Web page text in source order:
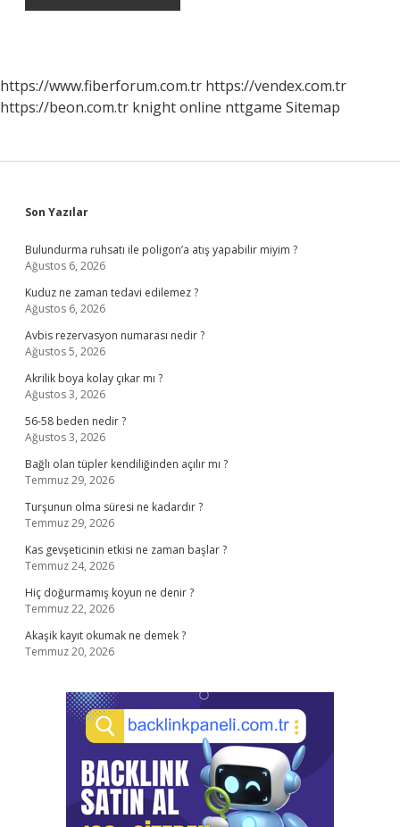
https://www.fiberforum.com.tr https://vendex.com.tr
https://beon.com.tr knight online nttgame Sitemap
Sidebar
Son Yazılar
Bulundurma ruhsatı ile poligon’a atış yapabilir miyim ?
Ağustos 6, 2026
Kuduz ne zaman tedavi edilemez ?
Ağustos 6, 2026
Avbis rezervasyon numarası nedir ?
Ağustos 5, 2026
Akrilik boya kolay çıkar mı ?
Ağustos 3, 2026
56-58 beden nedir ?
Ağustos 3, 2026
Bağlı olan tüpler kendiliğinden açılır mı ?
Temmuz 29, 2026
Turşunun olma süresi ne kadardır ?
Temmuz 29, 2026
Kas gevşeticinin etkisi ne zaman başlar ?
Temmuz 24, 2026
Hiç doğurmamış koyun ne denir ?
Temmuz 22, 2026
Akaşik kayıt okumak ne demek ?
Temmuz 20, 2026